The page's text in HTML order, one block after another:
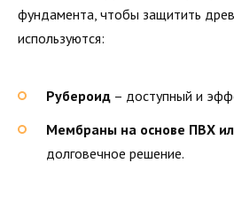
фундамента, чтобы защитить
используются:
Рубероид – доступный и
Мембраны на основе ПВХ
долговечное решение.